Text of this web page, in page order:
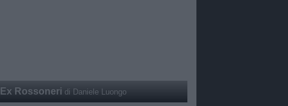
Ex Rossoneri di Daniele Luongo